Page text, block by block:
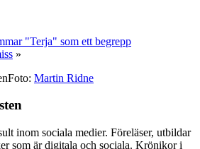
"Terja" som ett begrepp
»
Foto: Martin Ridne
inom sociala medier. Föreläser, utbildar
som är digitala och sociala. Krönikor i